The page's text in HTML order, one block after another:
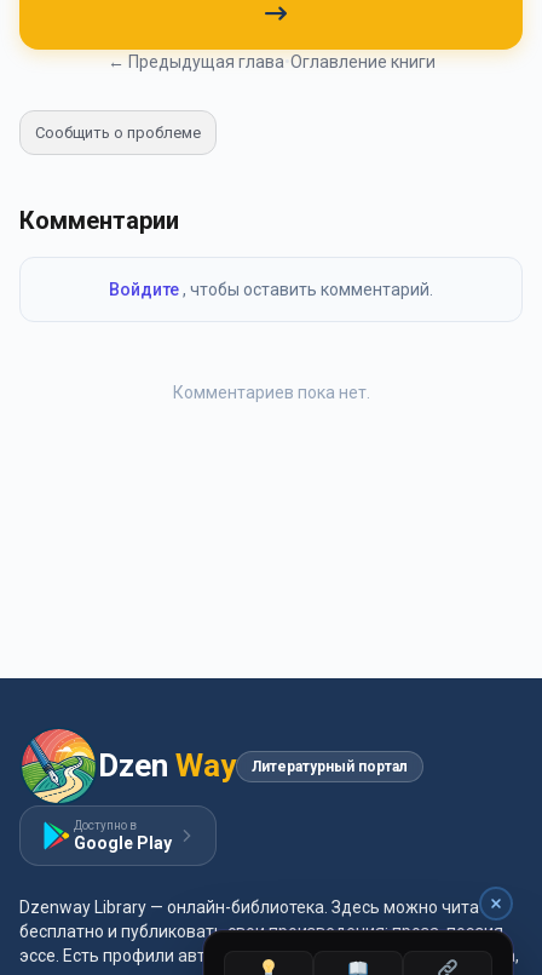
← Предыдущая глава Оглавление книги
Сообщить о проблеме
Комментарии
Войдите, чтобы оставить комментарий.
Комментариев пока нет.
Dzen Way Литературный портал
Доступно в
Google Play
Dzenway Library — онлайн-библиотека. Здесь можно читать
бесплатно и публиковать свои произведения: проза, поэзия,
эссе. Есть профили авторов, жанры и метки, удобная читалка,